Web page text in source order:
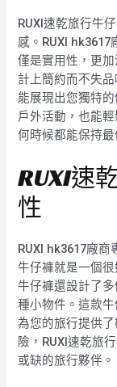
RUXI速乾旅行牛
感。RUXI
僅是實用性，更
計上簡約而不失
能展現出您獨特
戶外活動，也能
何時候都能保持最
RUXI速
性
RUXI hk3617廠
牛仔褲就是一個
牛仔褲還設計了
種小物件。這款
為您的旅行提供
險，RUXI速乾旅
或缺的旅行夥伴。